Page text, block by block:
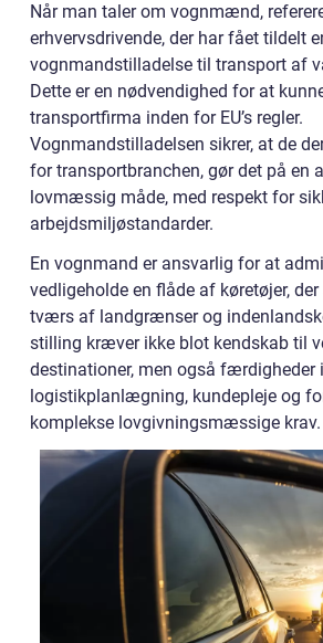
Når man taler om vognmænd,
erhvervsdrivende, der har fået tildelt
vognmandstilladelse til transport af
Dette er en nødvendighed for at
transportfirma inden for EU’s regler.
Vognmandstilladelsen sikrer, at de
for transportbranchen, gør det på en
lovmæssig måde, med respekt for
arbejdsmiljøstandarder.
En vognmand er ansvarlig for at
vedligeholde en flåde af køretøjer,
tværs af landgrænser og
stilling kræver ikke blot kendskab til
destinationer, men også færdigheder
logistikplanlægning, kundepleje og
komplekse lovgivningsmæssige krav.